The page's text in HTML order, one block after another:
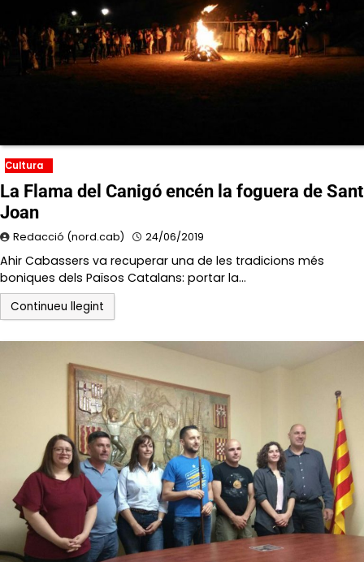
Cultura
La Flama del Canigó encén la foguera de Sant
Joan
Redacció (nord.cab) 24/06/2019
Ahir Cabassers va recuperar una de les tradicions més
boniques dels Països Catalans: portar la…
Continueu llegint